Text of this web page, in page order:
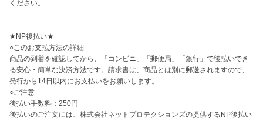
ください。
★NP後払い★
○このお支払方法の詳細
商品の到着を確認してから、「コンビニ」「郵便局」「銀行」で後払いでき
る安心・簡単な決済方法です。請求書は、商品とは別に郵送されますので、
発行から14日以内にお支払いをお願いします。
○ご注意
後払い手数料：250円
後払いのご注文には、株式会社ネットプロテクションズの提供するNP後払い